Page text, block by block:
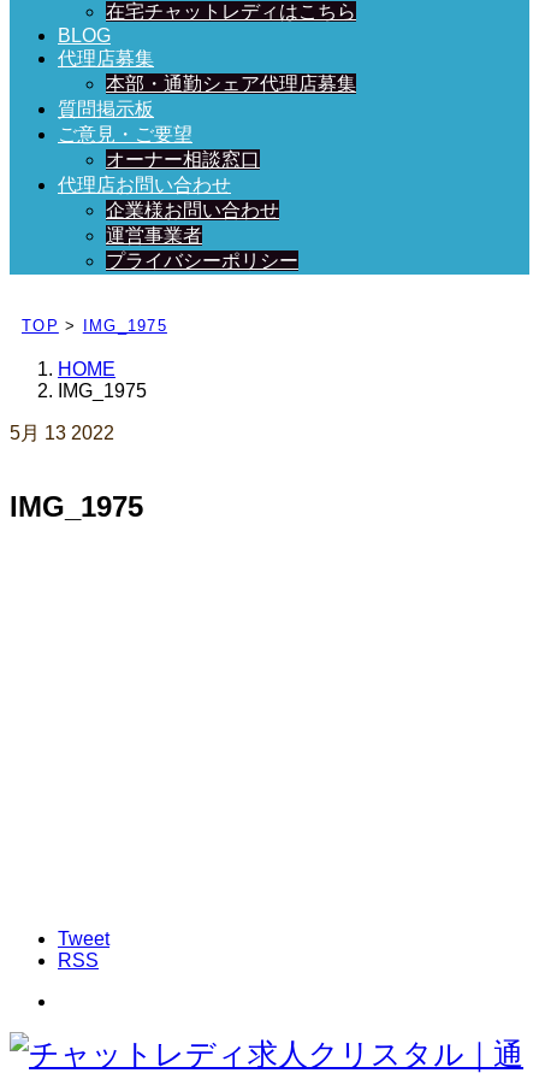
在宅チャットレディはこちら
BLOG
代理店募集
本部・通勤シェア代理店募集
質問掲示板
ご意見・ご要望
オーナー相談窓口
代理店お問い合わせ
企業様お問い合わせ
運営事業者
プライバシーポリシー
TOP > IMG_1975
HOME
IMG_1975
5月 13 2022
IMG_1975
Tweet
RSS